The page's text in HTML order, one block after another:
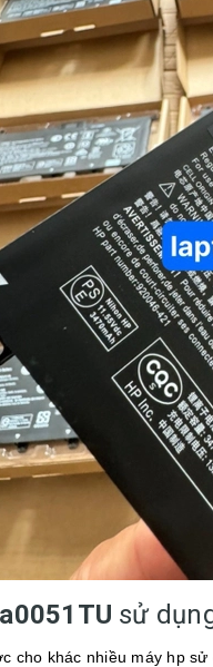
sử
cho khác nhiều máy hp